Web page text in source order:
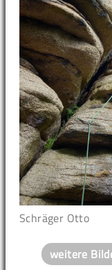
Schräger Otto
weitere